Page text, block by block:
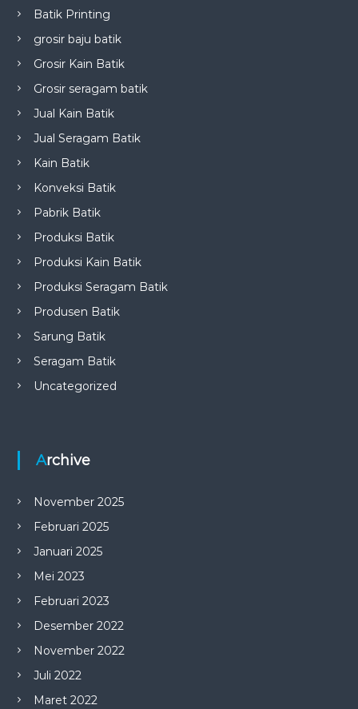
Batik Printing
grosir baju batik
Grosir Kain Batik
Grosir seragam batik
Jual Kain Batik
Jual Seragam Batik
Kain Batik
Konveksi Batik
Pabrik Batik
Produksi Batik
Produksi Kain Batik
Produksi Seragam Batik
Produsen Batik
Sarung Batik
Seragam Batik
Uncategorized
Archive
November 2025
Februari 2025
Januari 2025
Mei 2023
Februari 2023
Desember 2022
November 2022
Juli 2022
Maret 2022